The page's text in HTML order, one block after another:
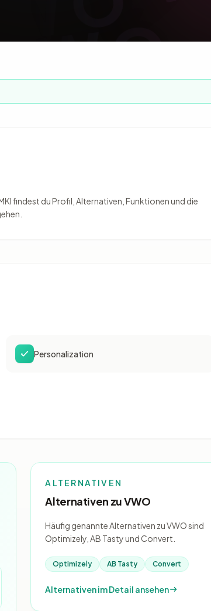
findest du Profil, Alternativen, Funktionen und die
Personalization
ALTERNATIVEN
Alternativen zu VWO
Häufig genannte Alternativen zu VWO sind
Optimizely, AB Tasty und Convert.
Optimizely AB Tasty Convert
Alternativen im Detail ansehen